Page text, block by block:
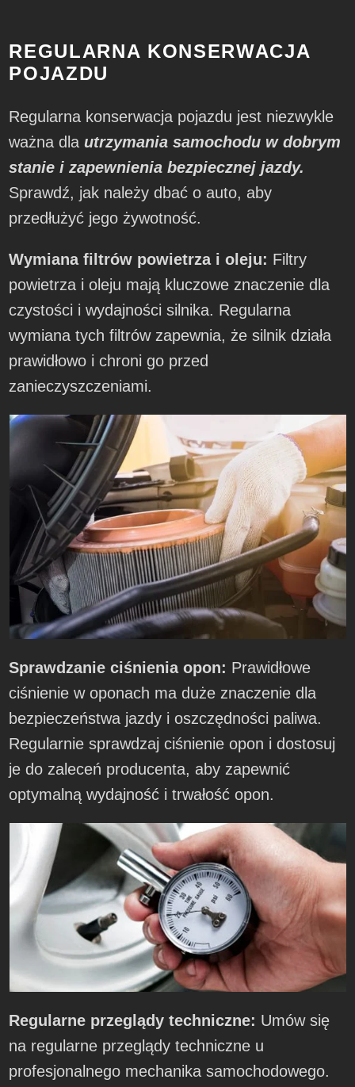
REGULARNA KONSERWACJA
POJAZDU
Regularna konserwacja pojazdu jest niezwykle
ważna dla utrzymania samochodu w dobrym
stanie i zapewnienia bezpiecznej jazdy.
Sprawdź, jak należy dbać o auto, aby
przedłużyć jego żywotność.
Wymiana filtrów powietrza i oleju: Filtry
powietrza i oleju mają kluczowe znaczenie dla
czystości i wydajności silnika. Regularna
wymiana tych filtrów zapewnia, że silnik działa
prawidłowo i chroni go przed
zanieczyszczeniami.
Sprawdzanie ciśnienia opon: Prawidłowe
ciśnienie w oponach ma duże znaczenie dla
bezpieczeństwa jazdy i oszczędności paliwa.
Regularnie sprawdzaj ciśnienie opon i dostosuj
je do zaleceń producenta, aby zapewnić
optymalną wydajność i trwałość opon.
Regularne przeglądy techniczne: Umów się
na regularne przeglądy techniczne u
profesjonalnego mechanika samochodowego.